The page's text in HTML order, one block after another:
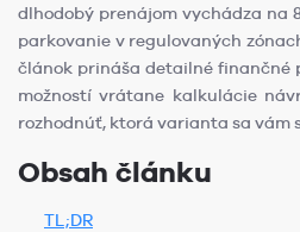
dlhodobý prenájom vychádza na
parkovanie v regulovaných
článok prináša detailné finančné
možností vrátane kalkulácie
rozhodnúť, ktorá varianta sa vám
Obsah článku
TL;DR